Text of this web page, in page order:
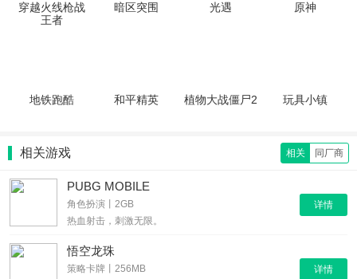
穿越火线枪战
王者
暗区突围 光遇 原神
地铁跑酷 和平精英 植物大战僵尸2 玩具小镇
相关游戏 相关 同厂商
详情
PUBG MOBILE
角色扮演丨2GB
热血射击，刺激无限。
详情
悟空龙珠
策略卡牌丨256MB